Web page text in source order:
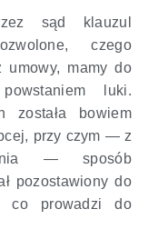
sąd klauzul
czego
umowy, mamy do
luki.
została bowiem
przy czym — z
— sposób
pozostawiony do
co prowadzi do